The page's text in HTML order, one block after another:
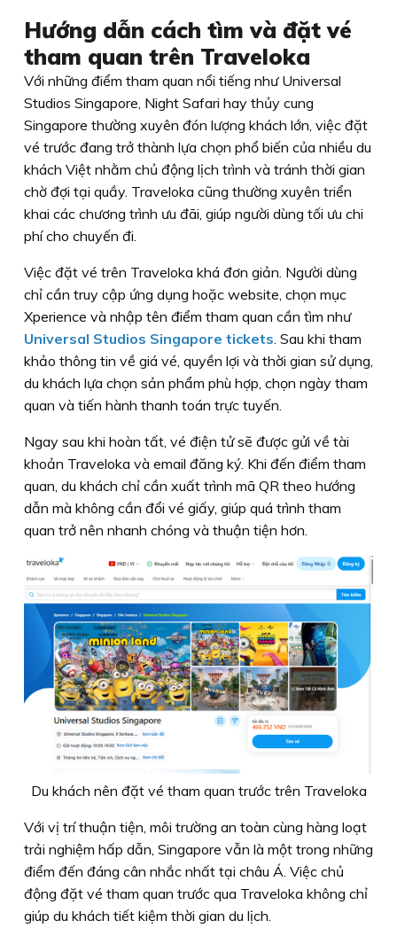
Hướng dẫn cách tìm và đặt vé
tham quan trên Traveloka
Với những điểm tham quan nổi tiếng như Universal
Studios Singapore, Night Safari hay thủy cung
Singapore thường xuyên đón lượng khách lớn, việc đặt
vé trước đang trở thành lựa chọn phổ biến của nhiều du
khách Việt nhằm chủ động lịch trình và tránh thời gian
chờ đợi tại quầy. Traveloka cũng thường xuyên triển
khai các chương trình ưu đãi, giúp người dùng tối ưu chi
phí cho chuyến đi.
Việc đặt vé trên Traveloka khá đơn giản. Người dùng
chỉ cần truy cập ứng dụng hoặc website, chọn mục
Xperience và nhập tên điểm tham quan cần tìm như
Universal Studios Singapore tickets . Sau khi tham
khảo thông tin về giá vé, quyền lợi và thời gian sử dụng,
du khách lựa chọn sản phẩm phù hợp, chọn ngày tham
quan và tiến hành thanh toán trực tuyến.
Ngay sau khi hoàn tất, vé điện tử sẽ được gửi về tài
khoản Traveloka và email đăng ký. Khi đến điểm tham
quan, du khách chỉ cần xuất trình mã QR theo hướng
dẫn mà không cần đổi vé giấy, giúp quá trình tham
quan trở nên nhanh chóng và thuận tiện hơn.
Du khách nên đặt vé tham quan trước trên Traveloka
Với vị trí thuận tiện, môi trường an toàn cùng hàng loạt
trải nghiệm hấp dẫn, Singapore vẫn là một trong những
điểm đến đáng cân nhắc nhất tại châu Á. Việc chủ
động đặt vé tham quan trước qua Traveloka không chỉ
giúp du khách tiết kiệm thời gian du lịch.